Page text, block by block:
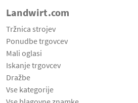
Landwirt.com
Tržnica strojev
Ponudbe trgovcev
Mali oglasi
Iskanje trgovcev
Dražbe
Vse kategorije